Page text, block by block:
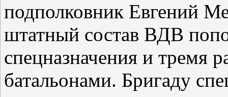
подполковник Евгений
штатный состав ВДВ
спецназначения и тремя
батальонами. Бригаду